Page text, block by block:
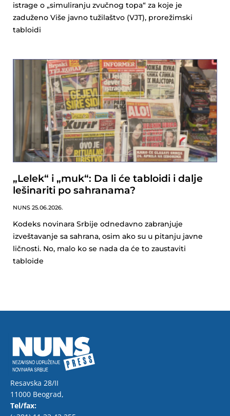
istrage o „simuliranju zvučnog topa“ za koje je
zaduženo Više javno tužilaštvo (VJT), prorežimski
tabloidi
„Lelek“ i „muk“: Da li će tabloidi i dalje
lešinariti po sahranama?
NUNS 25.06.2026.
Kodeks novinara Srbije odnedavno zabranjuje
izveštavanje sa sahrana, osim ako su u pitanju javne
ličnosti. No, malo ko se nada da će to zaustaviti
tabloide
Resavska 28/II
11000 Beograd,
Tel/fax: